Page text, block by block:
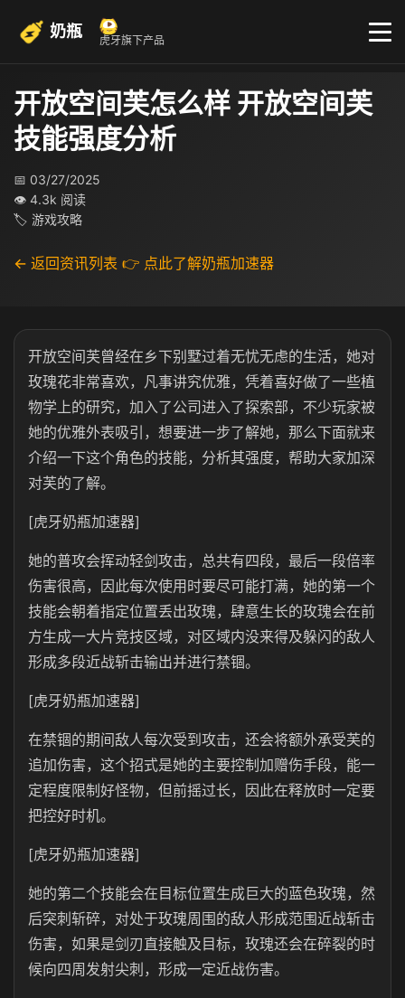
奶瓶 虎牙旗下产品
开放空间芙怎么样 开放空间芙
技能强度分析
📅 03/27/2025
👁 4.3k 阅读
🏷 游戏攻略
← 返回资讯列表 👉 点此了解奶瓶加速器
开放空间芙曾经在乡下别墅过着无忧无虑的生活，她对
玫瑰花非常喜欢，凡事讲究优雅，凭着喜好做了一些植
物学上的研究，加入了公司进入了探索部，不少玩家被
她的优雅外表吸引，想要进一步了解她，那么下面就来
介绍一下这个角色的技能，分析其强度，帮助大家加深
对芙的了解。
[虎牙奶瓶加速器]
她的普攻会挥动轻剑攻击，总共有四段，最后一段倍率
伤害很高，因此每次使用时要尽可能打满，她的第一个
技能会朝着指定位置丢出玫瑰，肆意生长的玫瑰会在前
方生成一大片竞技区域，对区域内没来得及躲闪的敌人
形成多段近战斩击输出并进行禁锢。
[虎牙奶瓶加速器]
在禁锢的期间敌人每次受到攻击，还会将额外承受芙的
追加伤害，这个招式是她的主要控制加赠伤手段，能一
定程度限制好怪物，但前摇过长，因此在释放时一定要
把控好时机。
[虎牙奶瓶加速器]
她的第二个技能会在目标位置生成巨大的蓝色玫瑰，然
后突刺斩碎，对处于玫瑰周围的敌人形成范围近战斩击
伤害，如果是剑刃直接触及目标，玫瑰还会在碎裂的时
候向四周发射尖刺，形成一定近战伤害。